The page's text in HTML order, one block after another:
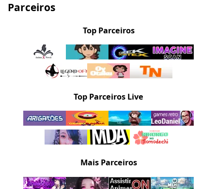
Parceiros
Top Parceiros
Top Parceiros Live
Mais Parceiros